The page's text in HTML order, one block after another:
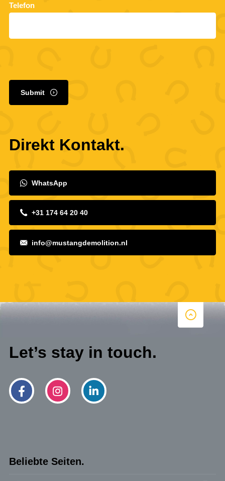
Telefon
Submit
Direkt Kontakt.
WhatsApp
+31 174 64 20 40
info@mustangdemolition.nl
Let’s stay in touch.
Beliebte Seiten.